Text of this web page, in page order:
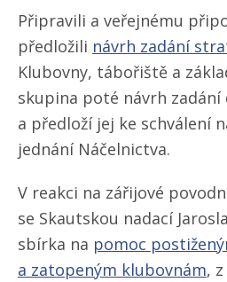
Připravili a veřejnému
předložili návrh zadání
Klubovny, tábořiště a
skupina poté návrh zadání
a předloží jej ke schválení
jednání Náčelnictva.
V reakci na zářijové
se Skautskou nadací
sbírka na pomoc
a zatopeným klubovnám,